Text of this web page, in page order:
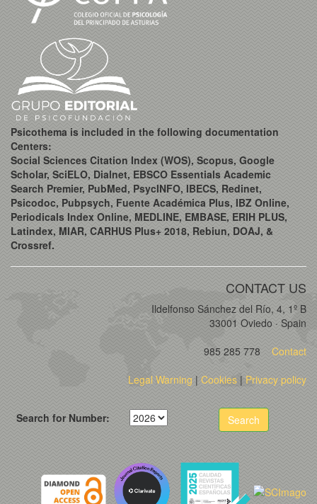
Psicothema is included in the following documentation
Centers:
Social Sciences Citation Index (WOS), Scopus, Google
Scholar, SciELO, Dialnet, EBSCO Essentials Academic
Search Premier, PubMed, PsycINFO, IBECS, Redinet,
Psicodoc, Pubpsych, Fuente Académica Plus, IBZ Online,
Periodicals Index Online, MEDLINE, EMBASE, ERIH PLUS,
Latindex, MIAR, CARHUS Plus+ 2018, Rebiun, DOAJ, &
Crossref.
CONTACT US
Ildelfonso Sánchez del Río, 4, 1º B
33001 Oviedo · Spain
985 285 778
Contact
Legal Warning | Cookies |Privacy policy
Search for Number: Search